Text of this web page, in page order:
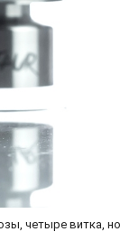
четыре витка, но